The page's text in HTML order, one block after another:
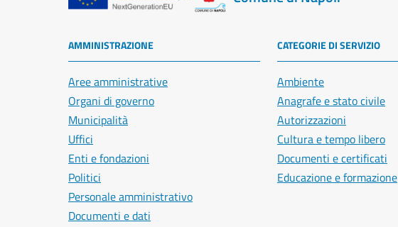
AMMINISTRAZIONE
Aree amministrative
Organi di governo
Municipalità
Uffici
Enti e fondazioni
Politici
Personale amministrativo
Documenti e dati
CATEGORIE DI SERVIZIO
Ambiente
Anagrafe e stato civile
Autorizzazioni
Cultura e tempo libero
Documenti e certificati
Educazione e formazione